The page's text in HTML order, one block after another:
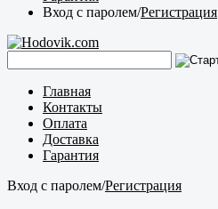
Вход с паролем/Регистрация
Главная
Контакты
Оплата
Доставка
Гарантия
Вход с паролем/Регистрация